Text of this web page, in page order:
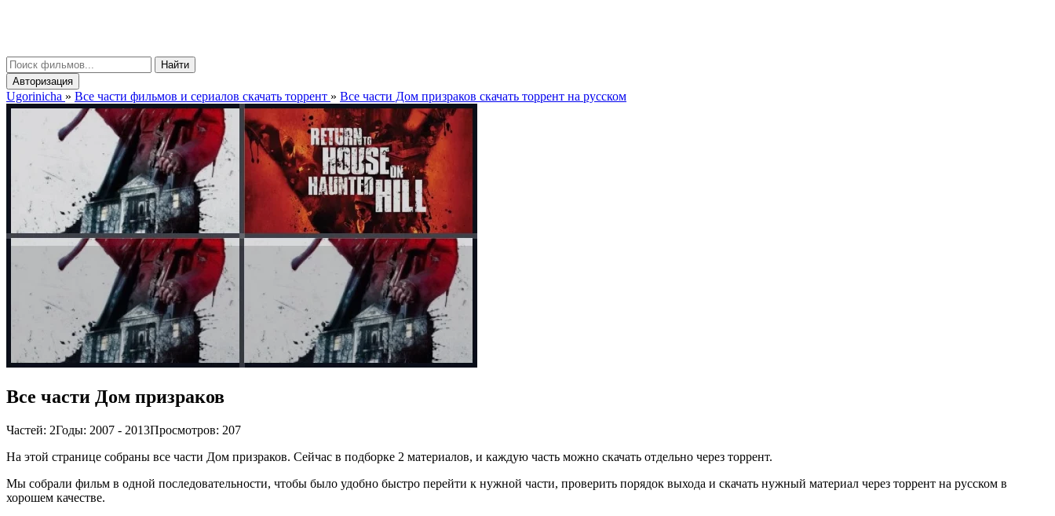
Найти
Авторизация
Ugorinicha » Все части фильмов и сериалов скачать торрент » Все части Дом призраков скачать торрент на русском
Все части Дом призраков
Частей: 2Годы: 2007 - 2013Просмотров: 207
На этой странице собраны все части Дом призраков. Сейчас в подборке 2 материалов, и каждую часть можно скачать отдельно через торрент.
Мы собрали фильм в одной последовательности, чтобы было удобно быстро перейти к нужной части, проверить порядок выхода и скачать нужный материал через торрент на русском в
хорошем качестве.